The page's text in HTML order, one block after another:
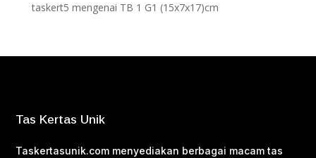
taskert5 mengenai TB 1 G1 (15x7x17)cm
Tas Kertas Unik
Taskertasunik.com menyediakan berbagai macam tas